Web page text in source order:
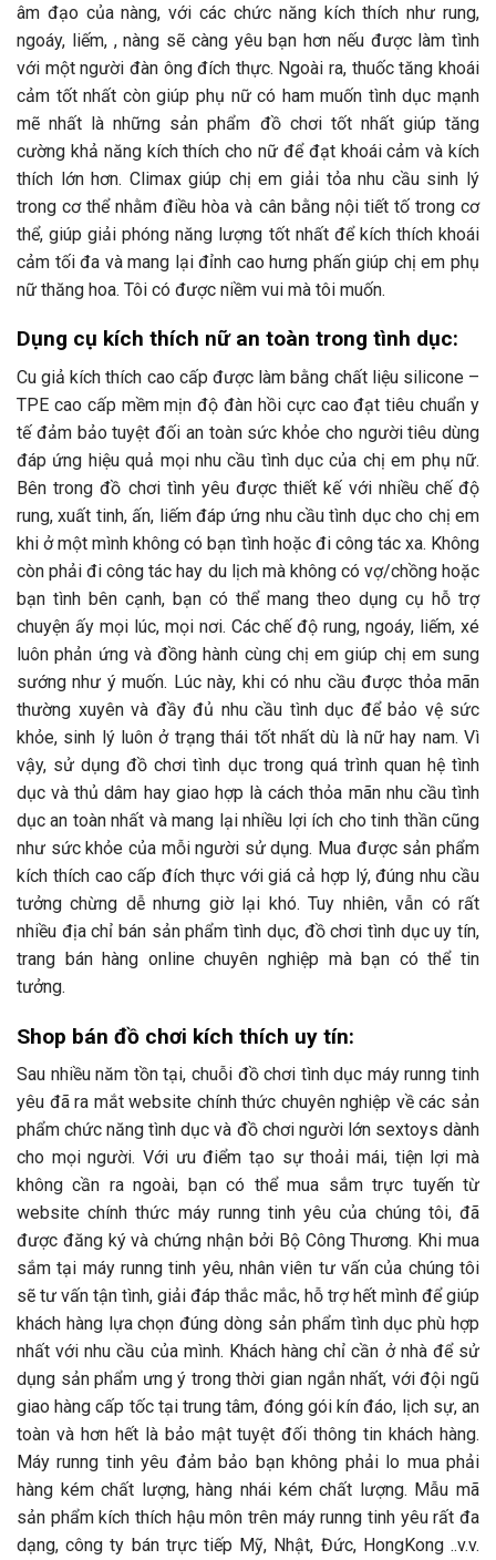
âm đạo của nàng, với các chức năng kích thích như rung,
ngoáy, liếm, , nàng sẽ càng yêu bạn hơn nếu được làm tình
với một người đàn ông đích thực. Ngoài ra, thuốc tăng khoái
cảm tốt nhất còn giúp phụ nữ có ham muốn tình dục mạnh
mẽ nhất là những sản phẩm đồ chơi tốt nhất giúp tăng
cường khả năng kích thích cho nữ để đạt khoái cảm và kích
thích lớn hơn. Climax giúp chị em giải tỏa nhu cầu sinh lý
trong cơ thể nhằm điều hòa và cân bằng nội tiết tố trong cơ
thể, giúp giải phóng năng lượng tốt nhất để kích thích khoái
cảm tối đa và mang lại đỉnh cao hưng phấn giúp chị em phụ
nữ thăng hoa. Tôi có được niềm vui mà tôi muốn.
Dụng cụ kích thích nữ an toàn trong tình dục:
Cu giả kích thích cao cấp được làm bằng chất liệu silicone –
TPE cao cấp mềm mịn độ đàn hồi cực cao đạt tiêu chuẩn y
tế đảm bảo tuyệt đối an toàn sức khỏe cho người tiêu dùng
đáp ứng hiệu quả mọi nhu cầu tình dục của chị em phụ nữ.
Bên trong đồ chơi tình yêu được thiết kế với nhiều chế độ
rung, xuất tinh, ấn, liếm đáp ứng nhu cầu tình dục cho chị em
khi ở một mình không có bạn tình hoặc đi công tác xa. Không
còn phải đi công tác hay du lịch mà không có vợ/chồng hoặc
bạn tình bên cạnh, bạn có thể mang theo dụng cụ hỗ trợ
chuyện ấy mọi lúc, mọi nơi. Các chế độ rung, ngoáy, liếm, xé
luôn phản ứng và đồng hành cùng chị em giúp chị em sung
sướng như ý muốn. Lúc này, khi có nhu cầu được thỏa mãn
thường xuyên và đầy đủ nhu cầu tình dục để bảo vệ sức
khỏe, sinh lý luôn ở trạng thái tốt nhất dù là nữ hay nam. Vì
vậy, sử dụng đồ chơi tình dục trong quá trình quan hệ tình
dục và thủ dâm hay giao hợp là cách thỏa mãn nhu cầu tình
dục an toàn nhất và mang lại nhiều lợi ích cho tinh thần cũng
như sức khỏe của mỗi người sử dụng. Mua được sản phẩm
kích thích cao cấp đích thực với giá cả hợp lý, đúng nhu cầu
tưởng chừng dễ nhưng giờ lại khó. Tuy nhiên, vẫn có rất
nhiều địa chỉ bán sản phẩm tình dục, đồ chơi tình dục uy tín,
trang bán hàng online chuyên nghiệp mà bạn có thể tin
tưởng.
Shop bán đồ chơi kích thích uy tín:
Sau nhiều năm tồn tại, chuỗi đồ chơi tình dục máy runng tinh
yêu đã ra mắt website chính thức chuyên nghiệp về các sản
phẩm chức năng tình dục và đồ chơi người lớn sextoys dành
cho mọi người. Với ưu điểm tạo sự thoải mái, tiện lợi mà
không cần ra ngoài, bạn có thể mua sắm trực tuyến từ
website chính thức máy runng tinh yêu của chúng tôi, đã
được đăng ký và chứng nhận bởi Bộ Công Thương. Khi mua
sắm tại máy runng tinh yêu, nhân viên tư vấn của chúng tôi
sẽ tư vấn tận tình, giải đáp thắc mắc, hỗ trợ hết mình để giúp
khách hàng lựa chọn đúng dòng sản phẩm tình dục phù hợp
nhất với nhu cầu của mình. Khách hàng chỉ cần ở nhà để sử
dụng sản phẩm ưng ý trong thời gian ngắn nhất, với đội ngũ
giao hàng cấp tốc tại trung tâm, đóng gói kín đáo, lịch sự, an
toàn và hơn hết là bảo mật tuyệt đối thông tin khách hàng.
Máy runng tinh yêu đảm bảo bạn không phải lo mua phải
hàng kém chất lượng, hàng nhái kém chất lượng. Mẫu mã
sản phẩm kích thích hậu môn trên máy runng tinh yêu rất đa
dạng, công ty bán trực tiếp Mỹ, Nhật, Đức, HongKong ..v.v.